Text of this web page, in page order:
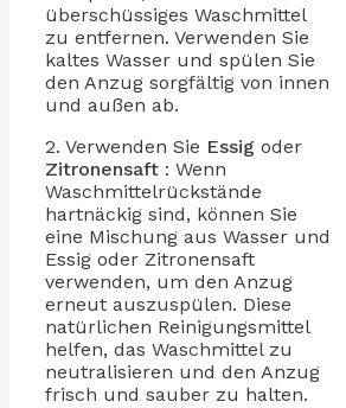
überschüssiges Waschmittel
zu entfernen. Verwenden Sie
kaltes Wasser und spülen Sie
den Anzug sorgfältig von innen
und außen ab.
2. Verwenden Sie Essig oder
Zitronensaft : Wenn
Waschmittelrückstände
hartnäckig sind, können Sie
eine Mischung aus Wasser und
Essig oder Zitronensaft
verwenden, um den Anzug
erneut auszuspülen. Diese
natürlichen Reinigungsmittel
helfen, das Waschmittel zu
neutralisieren und den Anzug
frisch und sauber zu halten.